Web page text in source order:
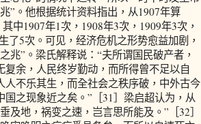
”。他根据统计资料指出，从1907年算
中1907年1次，1908年3次，1909年3次，
了5次。可见，经济危机之形势愈益加剧，
兆”。梁氏解释说：“夫所谓国民破产者，
余，人民终岁勤动，而所得曾不足以自
不乐其生，而全社会之秩序破，中外古今
之现象近之矣。”［31］梁启超认为，从
地，祸变之速，岂言思所能及。”［32］